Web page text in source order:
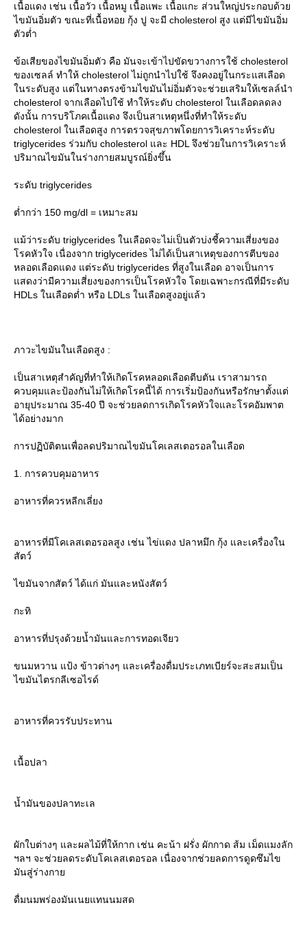
เนื้อแดง เช่น เนื้อวัว เนื้อหมู เนื้อแพะ เนื้อแกะ ส่วนใหญ่ประกอบด้ว
ไขมันอิ่มตัว ขณะที่เนื้อหอย กุ้ง ปู จะมี cholesterol สูง แต่มีไขมันอิ่ม
ตัวต่ำ
ข้อเสียของไขมันอิ่มตัว คือ มันจะเข้าไปขัดขวางการใช้ cholesterol
ของเซลล์ ทำให้ cholesterol ไม่ถูกนำไปใช้ จึงคงอยู่ในกระแสเลือด
นระดับสูง แต่ในทางตรงข้ามไขมันไม่อิ่มตัวจะช่วยเสริมให้เซลล์นำ
cholesterol จากเลือดไปใช้ ทำให้ระดับ cholesterol ในเลือดลดลง
ดังนั้น การบริโภคเนื้อแดง จึงเป็นสาเหตุหนึ่งที่ทำให้ระดับ
cholesterol ในเลือดสูง การตรวจสุขภาพโดยการวิเคราะห์ระดับ
triglycerides ร่วมกับ cholesterol และ HDL จึงช่วยในการวิเคราะห์
ปริมาณไขมันในร่างกายสมบูรณ์ยิ่งขึ้น
ระดับ triglycerides
ต่ำกว่า 150 mg/dl = เหมาะสม
ม้ว่าระดับ triglycerides ในเลือดจะไม่เป็นตัวบ่งชี้ความเสี่ยงของ
รคหัวใจ เนื่องจาก triglycerides ไม่ได้เป็นสาเหตุของการตีบของ
หลอดเลือดแดง แต่ระดับ triglycerides ที่สูงในเลือด อาจเป็นการ
สดงว่ามีความเสี่ยงของการเป็นโรคหัวใจ โดยเฉพาะกรณีที่มีระดับ
HDLs ในเลือดต่ำ หรือ LDLs ในเลือดสูงอยู่แล้ว
ภาวะไขมันในเลือดสูง :
เป็นสาเหตุสำคัญที่ทำให้เกิดโรคหลอดเลือดตีบตัน เราสามารถ
ควบคุมและป้องกันไม่ให้เกิดโรคนี้ได้ การเริ่มป้องกันหรือรักษาตั้งแต่
อายุประมาณ 35-40 ปี จะช่วยลดการเกิดโรคหัวใจและโรคอัมพาต
ได้อย่างมาก
การปฏิบัติตนเพื่อลดปริมาณไขมันโคเลสเตอรอลในเลือด
1. การควบคุมอาหาร
อาหารที่ควรหลีกเลี่ยง
อาหารที่มีโคเลสเตอรอลสูง เช่น ไข่แดง ปลาหมึก กุ้ง และเครื่องใน
สัตว์
ไขมันจากสัตว์ ได้แก่ มันและหนังสัตว์
กะทิ
อาหารที่ปรุงด้วยน้ำมันและการทอดเจียว
ขนมหวาน แป้ง ข้าวต่างๆ และเครื่องดื่มประเภทเบียร์จะสะสมเป็น
ไขมันไตรกลีเซอไรด์
อาหารที่ควรรับประทาน
เนื้อปลา
น้ำมันของปลาทะเล
ผักใบต่างๆ และผลไม้ที่ให้กาก เช่น คะน้า ฝรั่ง ผักกาด ส้ม เม็ดแมงลัก
ฯลฯ จะช่วยลดระดับโคเลสเตอรอล เนื่องจากช่วยลดการดูดซึมไข
มันสู่ร่างกา
ดื่มนมพร่องมันเนยแทนนมสด